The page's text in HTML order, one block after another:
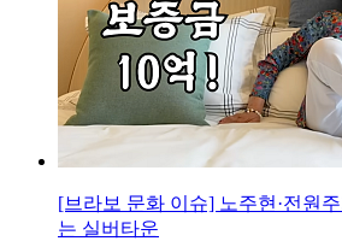
[브라보 문화 이슈] 노주현·전원
는 실버타운